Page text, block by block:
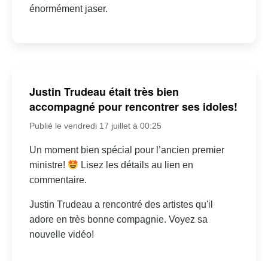
énormément jaser.
Justin Trudeau était très bien
accompagné pour rencontrer ses idoles!
Publié le vendredi 17 juillet à 00:25
Un moment bien spécial pour l’ancien premier
ministre!
Lisez les détails au lien en
commentaire.
Justin Trudeau a rencontré des artistes qu'il
adore en très bonne compagnie. Voyez sa
nouvelle vidéo!